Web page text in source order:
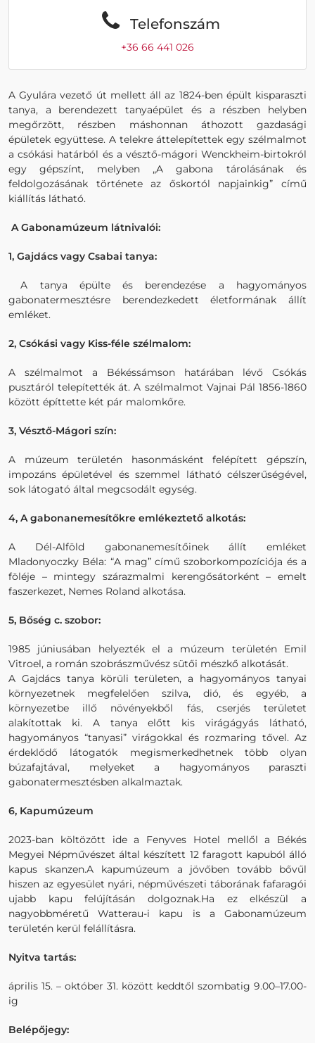
Telefonszám
+36 66 441 026
A Gyulára vezető út mellett áll az 1824-ben épült kisparaszti
tanya, a berendezett tanyaépület és a részben helyben
megőrzött, részben máshonnan áthozott gazdasági
épületek együttese. A telekre áttelepítettek egy szélmalmot
a csókási határból és a vésztő-mágori Wenckheim-birtokról
egy gépszínt, melyben „A gabona tárolásának és
feldolgozásának története az őskortól napjainkig” című
kiállítás látható.
A Gabonamúzeum látnivalói:
1, Gajdács vagy Csabai tanya:
A tanya épülte és berendezése a hagyományos
gabonatermesztésre berendezkedett életformának állít
emléket.
2, Csókási vagy Kiss-féle szélmalom:
A szélmalmot a Békéssámson határában lévő Csókás
pusztáról telepítették át. A szélmalmot Vajnai Pál 1856-1860
között építtette két pár malomkőre.
3, Vésztő-Mágori szín:
A múzeum területén hasonmásként felépített gépszín,
impozáns épületével és szemmel látható célszerűségével,
sok látogató által megcsodált egység.
4, A gabonanemesítőkre emlékeztető alkotás:
A Dél-Alföld gabonanemesítőinek állít emléket
Mladonyoczky Béla: “A mag” című szoborkompozíciója és a
föléje – mintegy szárazmalmi kerengősátorként – emelt
faszerkezet, Nemes Roland alkotása.
5, Bőség c. szobor:
1985 júniusában helyezték el a múzeum területén Emil
Vitroel, a román szobrászművész sütői mészkő alkotását.
A Gajdács tanya körüli területen, a hagyományos tanyai
környezetnek megfelelően szilva, dió, és egyéb, a
környezetbe illő növényekből fás, cserjés területet
alakítottak ki. A tanya előtt kis virágágyás látható,
hagyományos “tanyasi” virágokkal és rozmaring tővel. Az
érdeklődő látogatók megismerkedhetnek több olyan
búzafajtával, melyeket a hagyományos paraszti
gabonatermesztésben alkalmaztak.
6, Kapumúzeum
2023-ban költözött ide a Fenyves Hotel mellől a Békés
Megyei Népművészet által készített 12 faragott kapuból álló
kapus skanzen.A kapumúzeum a jövőben tovább bővűl
hiszen az egyesület nyári, népművészeti táborának fafaragói
ujabb kapu felújításán dolgoznak.Ha ez elkészül a
nagyobbméretű Watterau-i kapu is a Gabonamúzeum
területén kerül felállításra.
Nyitva tartás:
április 15. – október 31. között keddtől szombatig 9.00–17.00-
ig
Belépőjegy: